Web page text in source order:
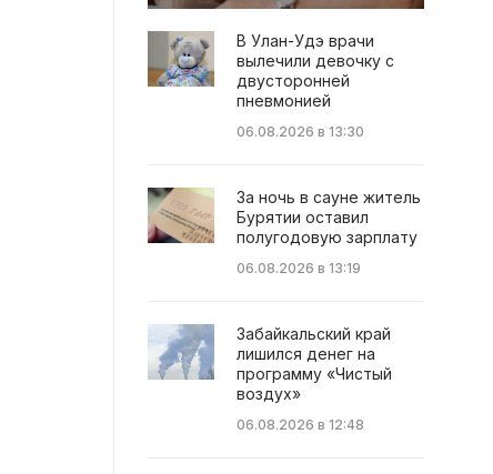
В Улан-Удэ врачи
вылечили девочку с
двусторонней
пневмонией
06.08.2026 в 13:30
За ночь в сауне житель
Бурятии оставил
полугодовую зарплату
06.08.2026 в 13:19
Забайкальский край
лишился денег на
программу «Чистый
воздух»
06.08.2026 в 12:48